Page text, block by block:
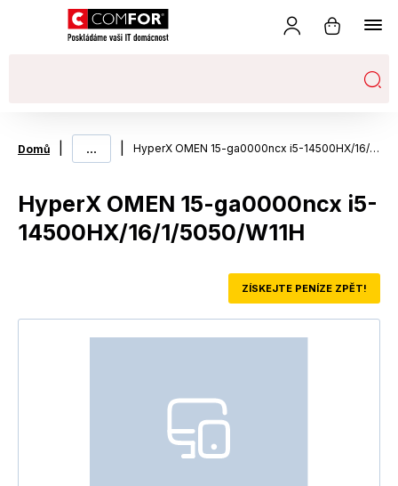
Domů ... HyperX OMEN 15-ga0000ncx i5-14500HX/16/1/5050/W11H
HyperX OMEN 15-ga0000ncx i5-
14500HX/16/1/5050/W11H
ZÍSKEJTE PENÍZE ZPĚT!